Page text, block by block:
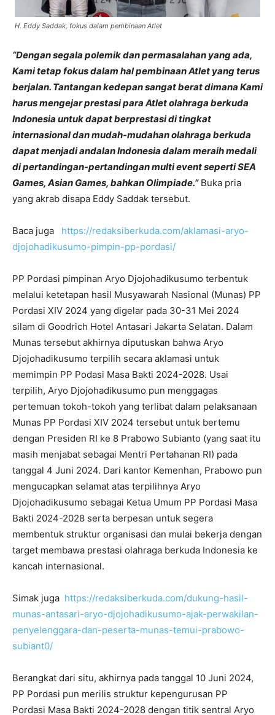
H. Eddy Saddak, fokus dalam pembinaan Atlet
“Dengan segala polemik dan permasalahan yang ada,
Kami tetap fokus dalam hal pembinaan Atlet yang terus
berjalan. Tantangan kedepan sangat berat dimana Kami
harus mengejar prestasi para Atlet olahraga berkuda
Indonesia untuk dapat berprestasi di tingkat
internasional dan mudah-mudahan olahraga berkuda
dapat menjadi andalan Indonesia dalam meraih medali
di pertandingan-pertandingan multi event seperti SEA
Games, Asian Games, bahkan Olimpiade.”Buka pria
yang akrab disapa Eddy Saddak tersebut.
Baca juga https://redaksiberkuda.com/aklamasi-aryo-
djojohadikusumo-pimpin-pp-pordasi/
PP Pordasi pimpinan Aryo Djojohadikusumo terbentuk
melalui ketetapan hasil Musyawarah Nasional (Munas) PP
Pordasi XIV 2024 yang digelar pada 30-31 Mei 2024
silam di Goodrich Hotel Antasari Jakarta Selatan. Dalam
Munas tersebut akhirnya diputuskan bahwa Aryo
Djojohadikusumo terpilih secara aklamasi untuk
memimpin PP Podasi Masa Bakti 2024-2028. Usai
terpilih, Aryo Djojohadikusumo pun menggagas
pertemuan tokoh-tokoh yang terlibat dalam pelaksanaan
Munas PP Pordasi XIV 2024 tersebut untuk bertemu
dengan Presiden RI ke 8 Prabowo Subianto (yang saat itu
masih menjabat sebagai Mentri Pertahanan RI) pada
tanggal 4 Juni 2024. Dari kantor Kemenhan, Prabowo pun
mengucapkan selamat atas terpilihnya Aryo
Djojohadikusumo sebagai Ketua Umum PP Pordasi Masa
Bakti 2024-2028 serta berpesan untuk segera
membentuk struktur organisasi dan mulai bekerja dengan
target membawa prestasi olahraga berkuda Indonesia ke
kancah internasional.
Simak juga https://redaksiberkuda.com/dukung-hasil-
munas-antasari-aryo-djojohadikusumo-ajak-perwakilan-
penyelenggara-dan-peserta-munas-temui-prabowo-
subiant0/
Berangkat dari situ, akhirnya pada tanggal 10 Juni 2024,
PP Pordasi pun merilis struktur kepengurusan PP
Pordasi Masa Bakti 2024-2028 dengan titik sentral Aryo